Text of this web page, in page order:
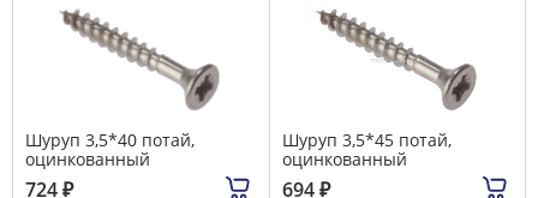
Шуруп 3,5*40 потай,
оцинкованный
724₽
Шуруп 3,5*45 потай,
оцинкованный
694₽